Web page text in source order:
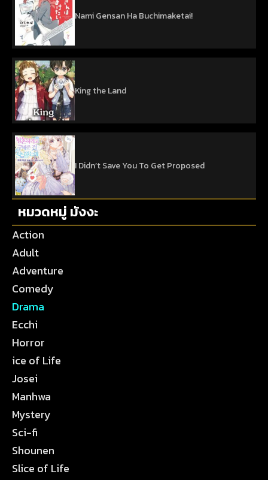
Nami Gensan Ha Buchimaketai!
King the Land
I Didn’t Save You To Get Proposed
หมวดหมู่ มังงะ
Action
Adult
Adventure
Comedy
Drama
Ecchi
Horror
ice of Life
Josei
Manhwa
Mystery
Sci-fi
Shounen
Slice of Life